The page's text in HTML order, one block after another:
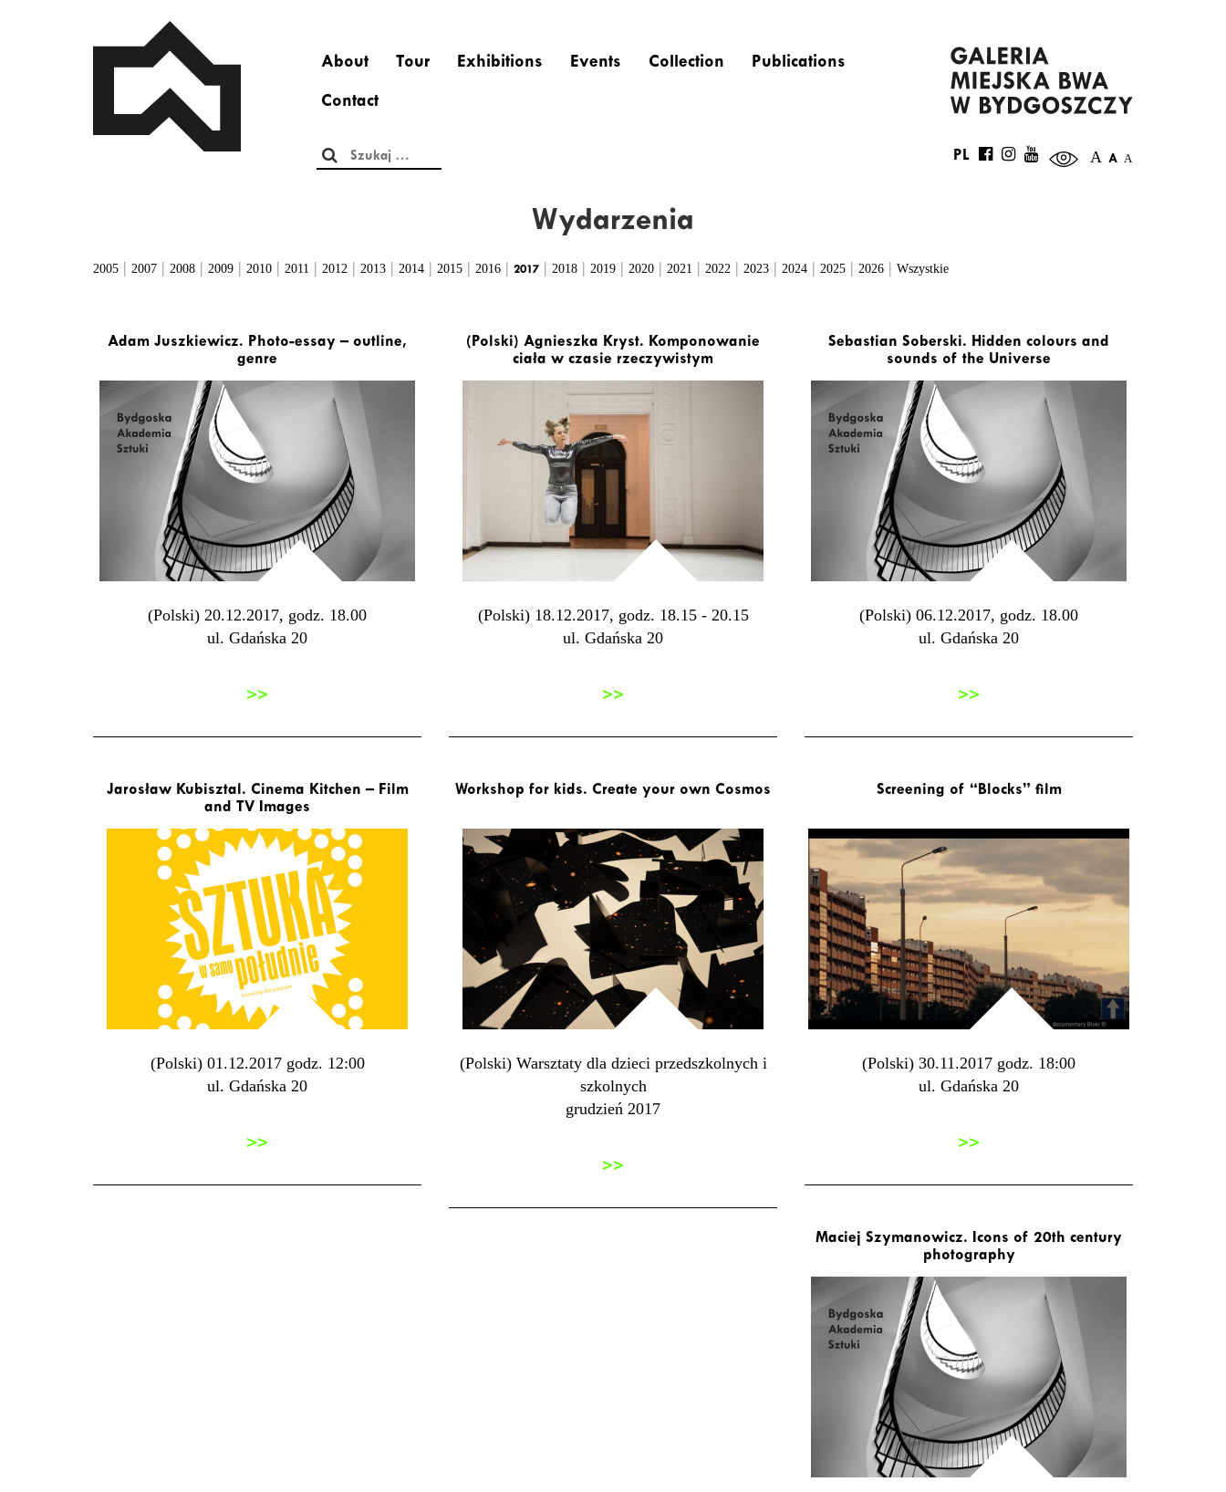
About Tour Exhibitions Events Collection Publications
Contact
Szukaj: A A A
PL
Wydarzenia
2005 | 2007 | 2008 | 2009 | 2010 | 2011 | 2012 | 2013 | 2014 | 2015 | 2016 | 2017 | 2018 | 2019 | 2020 | 2021 | 2022 | 2023 | 2024 | 2025 | 2026 | Wszystkie
Adam Juszkiewicz. Photo-essay – outline,
genre
(Polski) 20.12.2017, godz. 18.00
ul. Gdańska 20
>>
(Polski) Agnieszka Kryst. Komponowanie
ciała w czasie rzeczywistym
(Polski) 18.12.2017, godz. 18.15 - 20.15
ul. Gdańska 20
>>
Sebastian Soberski. Hidden colours and
sounds of the Universe
(Polski) 06.12.2017, godz. 18.00
ul. Gdańska 20
>>
Jarosław Kubisztal. Cinema Kitchen – Film
and TV Images
(Polski) 01.12.2017 godz. 12:00
ul. Gdańska 20
>>
Workshop for kids. Create your own Cosmos
(Polski) Warsztaty dla dzieci przedszkolnych i
szkolnych
grudzień 2017
>>
Screening of “Blocks” film
(Polski) 30.11.2017 godz. 18:00
ul. Gdańska 20
>>
Maciej Szymanowicz. Icons of 20th century
photography